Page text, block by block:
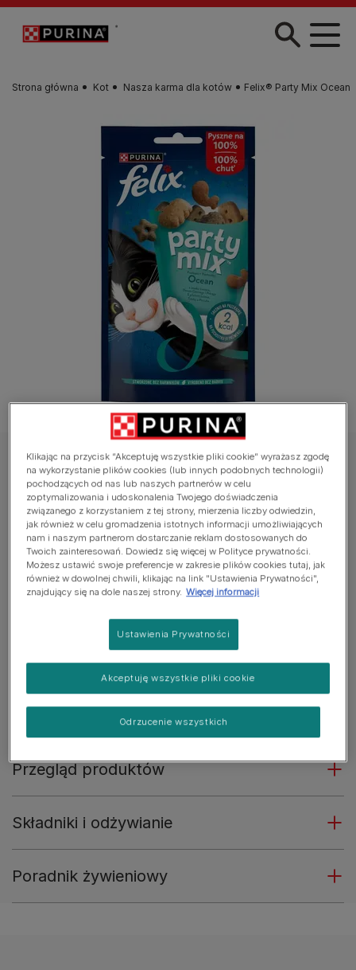
Przejdź do treści
Strona główna Kot Nasza karma dla kotów Felix® Party Mix Ocean
Felix® Przekąski dla kotów
Felix® Party Mix Ocean
Jeszcze nie dodano głosów
Dostępne rozmiary: 60g
Pyszne na 100%!
O smaku łososia, mintaja i pstrąga
Średnio 2 kcal na przekąskę
Uzupełniająca karma dla dorosłych kotów
Zobacz więcej
Przegląd produktów
Składniki i odżywianie
Poradnik żywieniowy
Klikając na przycisk “Akceptuję wszystkie pliki cookie” wyrażasz zgodę
na wykorzystanie plików cookies (lub innych podobnych technologii)
pochodzących od nas lub naszych partnerów w celu
zoptymalizowania i udoskonalenia Twojego doświadczenia
związanego z korzystaniem z tej strony, mierzenia liczby odwiedzin,
jak również w celu gromadzenia istotnych informacji umożliwiających
nam i naszym partnerom dostarczanie reklam dostosowanych do
Twoich zainteresowań. Dowiedz się więcej w Polityce prywatności.
Możesz ustawić swoje preferencje w zakresie plików cookies tutaj, jak
również w dowolnej chwili, klikając na link "Ustawienia Prywatności",
znajdujący się na dole naszej strony. Więcej informacji
Ustawienia Prywatności
Odrzucenie wszystkich
Akceptuję wszystkie pliki cookie